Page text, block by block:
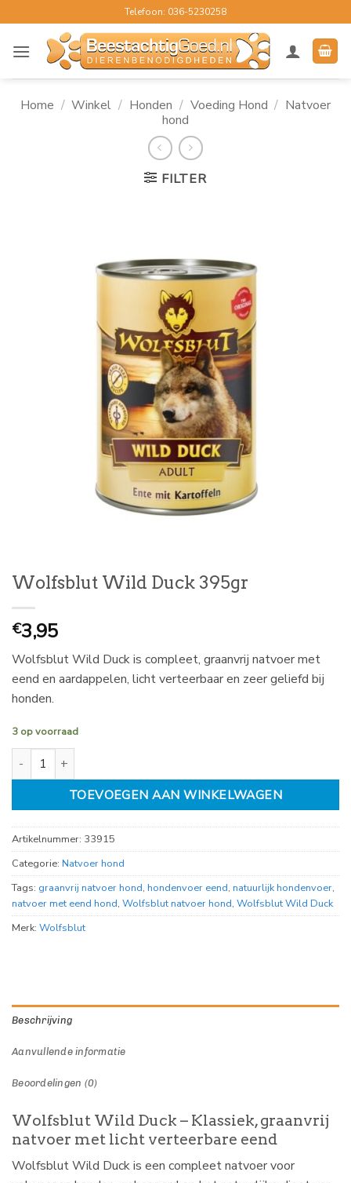
naar
inhoud
Telefoon: 036-5230258
Home / Winkel / Honden / Voeding Hond / Natvoer
hond
FILTER
Wolfsblut Wild Duck 395gr
€3,95
Wolfsblut Wild Duck is compleet, graanvrij natvoer met
eend en aardappelen, licht verteerbaar en zeer geliefd bij
honden.
3 op voorraad
Wolfsblut Wild Duck 395gr aantal
TOEVOEGEN AAN WINKELWAGEN
Artikelnummer: 33915
Categorie: Natvoer hond
Tags: graanvrij natvoer hond, hondenvoer eend, natuurlijk hondenvoer,
natvoer met eend hond, Wolfsblut natvoer hond, Wolfsblut Wild Duck
Merk: Wolfsblut
Beschrijving
Aanvullende informatie
Beoordelingen (0)
Wolfsblut Wild Duck – Klassiek, graanvrij
natvoer met licht verteerbare eend
Wolfsblut Wild Duck is een compleet natvoer voor